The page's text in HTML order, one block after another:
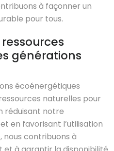
à façonner un
pour tous.
générations
écoénergétiques
naturelles pour
réduisant notre
en favorisant l’utilisation
nous contribuons à